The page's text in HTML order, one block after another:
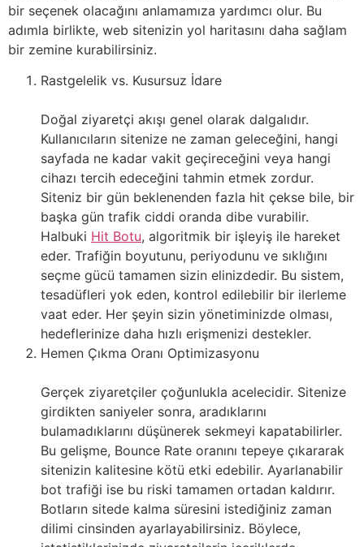
bir seçenek olacağını anlamamıza yardımcı olur. Bu
adımla birlikte, web sitenizin yol haritasını daha sağlam
bir zemine kurabilirsiniz.
Rastgelelik vs. Kusursuz İdare
Doğal ziyaretçi akışı genel olarak dalgalıdır.
Kullanıcıların sitenize ne zaman geleceğini, hangi
sayfada ne kadar vakit geçireceğini veya hangi
cihazı tercih edeceğini tahmin etmek zordur.
Siteniz bir gün beklenenden fazla hit çekse bile, bir
başka gün trafik ciddi oranda dibe vurabilir.
Halbuki Hit Botu, algoritmik bir işleyiş ile hareket
eder. Trafiğin boyutunu, periyodunu ve sıklığını
seçme gücü tamamen sizin elinizdedir. Bu sistem,
tesadüfleri yok eden, kontrol edilebilir bir ilerleme
vaat eder. Her şeyin sizin yönetiminizde olması,
hedeflerinize daha hızlı erişmenizi destekler.
Hemen Çıkma Oranı Optimizasyonu
Gerçek ziyaretçiler çoğunlukla acelecidir. Sitenize
girdikten saniyeler sonra, aradıklarını
bulamadıklarını düşünerek sekmeyi kapatabilirler.
Bu gelişme, Bounce Rate oranını tepeye çıkararak
sitenizin kalitesine kötü etki edebilir. Ayarlanabilir
bot trafiği ise bu riski tamamen ortadan kaldırır.
Botların sitede kalma süresini istediğiniz zaman
dilimi cinsinden ayarlayabilirsiniz. Böylece,